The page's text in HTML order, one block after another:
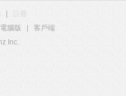
電腦版
客戶端
Inc.